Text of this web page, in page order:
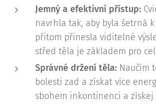
Jemný a efektivní přístup:
navrhla tak, aby byla šetrná
přitom přinesla viditelné
střed těla je základem pro
Správné držení těla: Naučím
bolesti zad a získat více
sbohem inkontinenci a